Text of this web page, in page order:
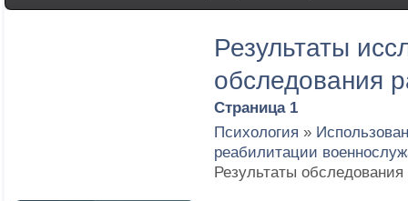
Результаты
обследования
Страница 1
Психология »
реабилитации
Результаты